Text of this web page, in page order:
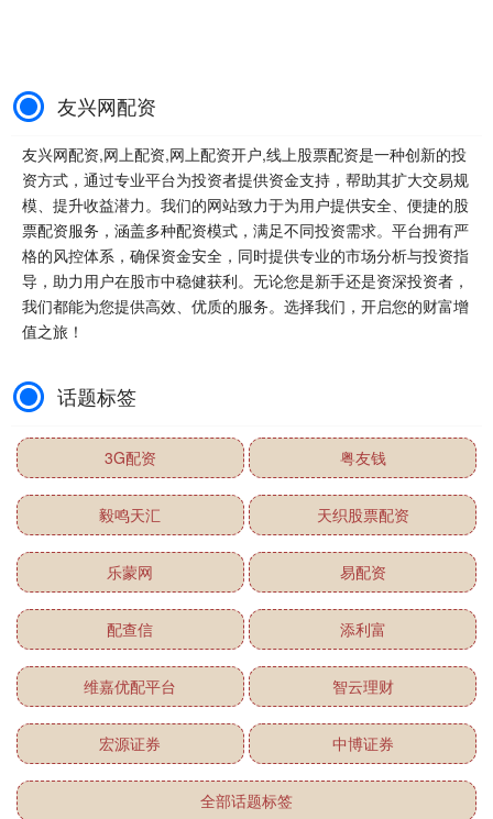
友兴网配资
友兴网配资,网上配资,网上配资开户,线上股票配资是一种创新的投
资方式，通过专业平台为投资者提供资金支持，帮助其扩大交易规
模、提升收益潜力。我们的网站致力于为用户提供安全、便捷的股
票配资服务，涵盖多种配资模式，满足不同投资需求。平台拥有严
格的风控体系，确保资金安全，同时提供专业的市场分析与投资指
导，助力用户在股市中稳健获利。无论您是新手还是资深投资者，
我们都能为您提供高效、优质的服务。选择我们，开启您的财富增
值之旅！
话题标签
3G配资 粤友钱
毅鸣天汇 天织股票配资
乐蒙网 易配资
配查信 添利富
维嘉优配平台 智云理财
宏源证券 中博证券
全部话题标签